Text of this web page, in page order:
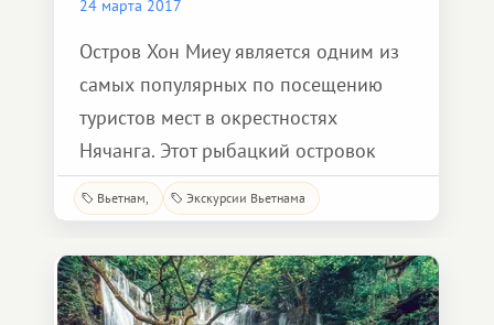
24 марта 2017
Остров Хон Миеу является одним из
самых популярных по посещению
туристов мест в окрестностях
Нячанга. Этот рыбацкий островок
прославился на весь мир своим
необычным океанариумом Чи Нгуен,
известным еще так же как Дворец
Нептуна. Его построил обычный
рыбак в 1971 году на собственные
Вьетнам Экскурсии Вьетнама